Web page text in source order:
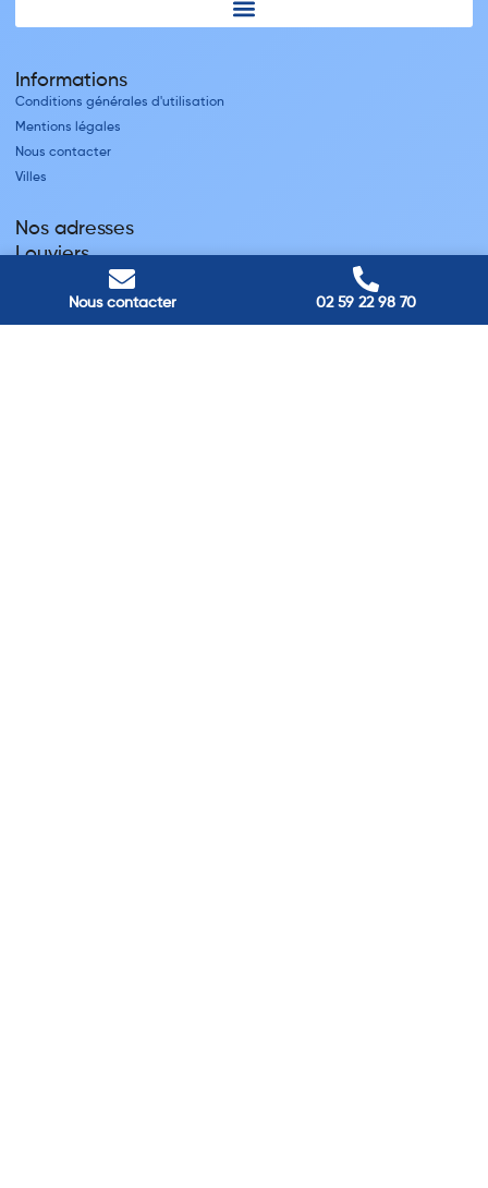
Nous contacter 02 59 22 98 70
Informations
Conditions générales d'utilisation
Mentions légales
Nous contacter
Villes
Nos adresses
Louviers
45 avenue Winston Churchill, Louviers, France
Pont-Audemer